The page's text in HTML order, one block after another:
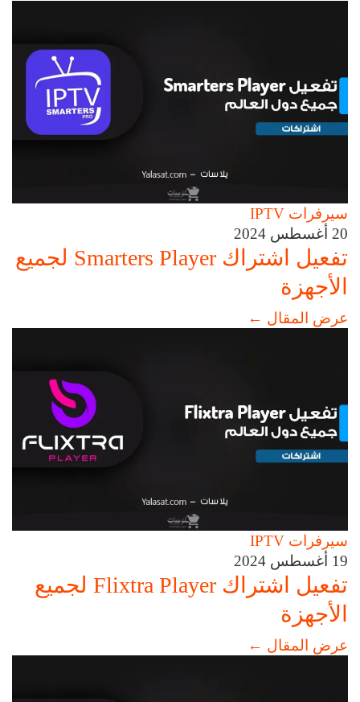
سيرفرات IPTV
20 أغسطس 2024
تفعيل اشتراك Smarters Player لجميع
الأجهزة
عرض المقال ←
سيرفرات IPTV
19 أغسطس 2024
تفعيل اشتراك Flixtra Player لجميع
الأجهزة
عرض المقال ←